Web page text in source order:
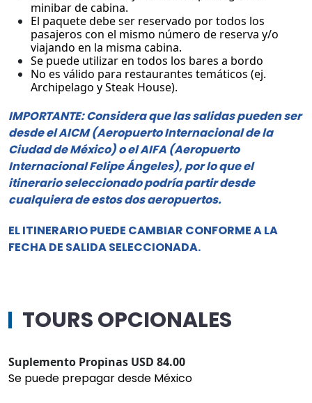
minibar de cabina.
El paquete debe ser reservado por todos los
pasajeros con el mismo número de reserva y/o
viajando en la misma cabina.
Se puede utilizar en todos los bares a bordo
No es válido para restaurantes temáticos (ej.
Archipelago y Steak House).
IMPORTANTE: Considera que las salidas pueden ser
desde el AICM (Aeropuerto Internacional de la
Ciudad de México) o el AIFA (Aeropuerto
Internacional Felipe Ángeles), por lo que el
itinerario seleccionado podría partir desde
cualquiera de estos dos aeropuertos.
EL ITINERARIO PUEDE CAMBIAR CONFORME A LA
FECHA DE SALIDA SELECCIONADA.
TOURS OPCIONALES
Suplemento Propinas USD 84.00
Se puede prepagar desde México